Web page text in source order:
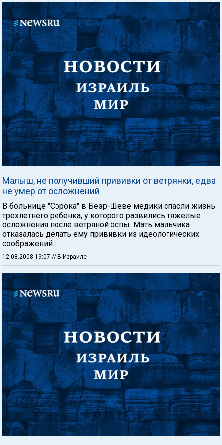
Малыш, не получивший прививки от ветрянки, едва
не умер от осложнений
В больнице "Сорока" в Беэр-Шеве медики спасли жизнь
трехлетнего ребенка, у которого развились тяжелые
осложнения после ветряной оспы. Мать мальчика
отказалась делать ему прививки из идеологических
соображений.
12.08.2008 19:07 // В Израиле